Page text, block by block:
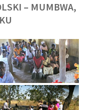
– MUMBWA,